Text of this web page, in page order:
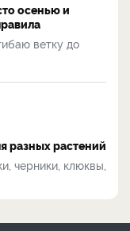
осенью и
ветку до
разных растений
черники, клюквы,